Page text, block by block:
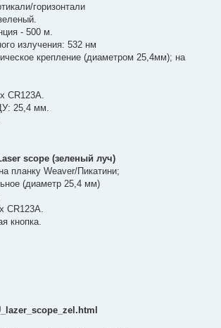
горизонтали
- 500 м.
излучения: 532 нм
крепление (диаметром 25,4мм); на
CR123А.
25,4 мм.
scope (зеленый луч)
планку Weaver/Пикатини;
(диаметр 25,4 мм)
CR123А.
кнопка.